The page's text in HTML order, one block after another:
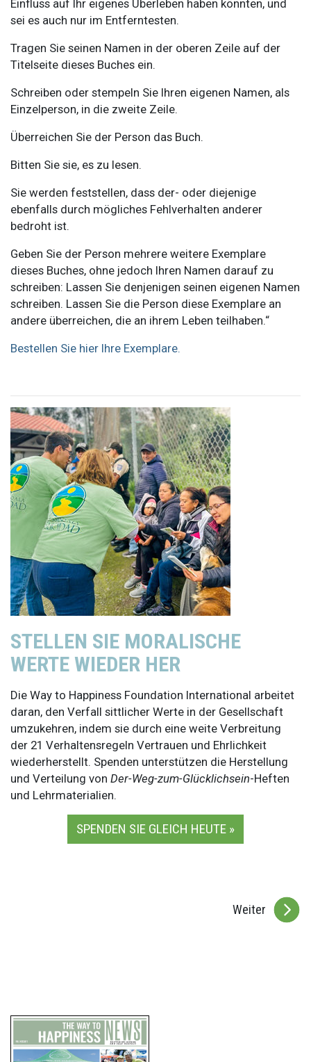
Einfluss auf Ihr eigenes Überleben haben könnten, und
sei es auch nur im Entferntesten.
Tragen Sie seinen Namen in der oberen Zeile auf der
Titelseite dieses Buches ein.
Schreiben oder stempeln Sie Ihren eigenen Namen, als
Einzelperson, in die zweite Zeile.
Überreichen Sie der Person das Buch.
Bitten Sie sie, es zu lesen.
Sie werden feststellen, dass der- oder diejenige
ebenfalls durch mögliches Fehlverhalten anderer
bedroht ist.
Geben Sie der Person mehrere weitere Exemplare
dieses Buches, ohne jedoch Ihren Namen darauf zu
schreiben: Lassen Sie denjenigen seinen eigenen Namen
schreiben. Lassen Sie die Person diese Exemplare an
andere überreichen, die an ihrem Leben teilhaben.“
Bestellen Sie hier Ihre Exemplare.
STELLEN SIE MORALISCHE
WERTE WIEDER HER
Die Way to Happiness Foundation International arbeitet
daran, den Verfall sittlicher Werte in der Gesellschaft
umzukehren, indem sie durch eine weite Verbreitung
der 21 Verhaltensregeln Vertrauen und Ehrlichkeit
wiederherstellt. Spenden unterstützen die Herstellung
und Verteilung von Der-Weg-zum-Glücklichsein-Heften
und Lehrmaterialien.
SPENDEN SIE GLEICH HEUTE »
Weiter